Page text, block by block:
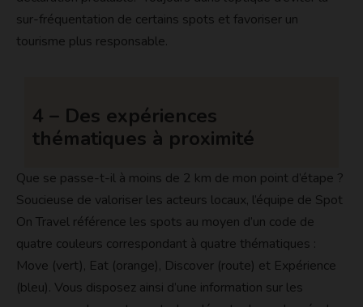
sur-fréquentation de certains spots et favoriser un
tourisme plus responsable.
4 – Des expériences
thématiques à proximité
Que se passe-t-il à moins de 2 km de mon point d’étape ?
Soucieuse de valoriser les acteurs locaux, l’équipe de Spot
On Travel référence les spots au moyen d’un code de
quatre couleurs correspondant à quatre thématiques :
Move (vert), Eat (orange), Discover (route) et Expérience
(bleu). Vous disposez ainsi d’une information sur les